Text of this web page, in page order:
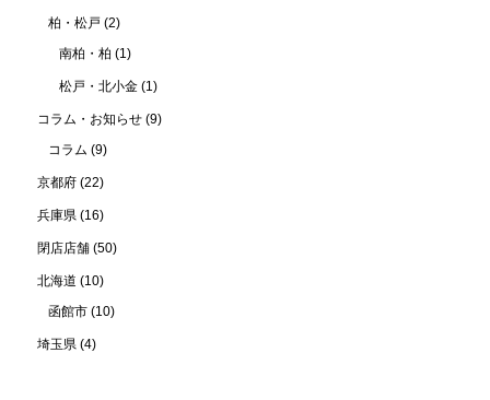
柏・松戸 (2)
南柏・柏 (1)
松戸・北小金 (1)
コラム・お知らせ (9)
コラム (9)
京都府 (22)
兵庫県 (16)
閉店店舗 (50)
北海道 (10)
函館市 (10)
埼玉県 (4)